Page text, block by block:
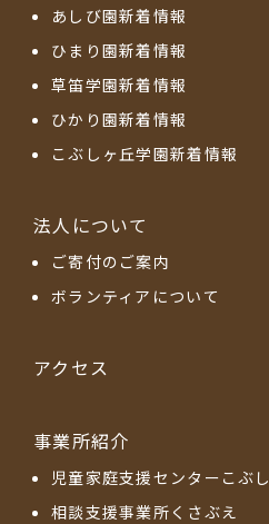
あしび園新着情報
ひまり園新着情報
草笛学園新着情報
ひかり園新着情報
こぶしヶ丘学園新着情報
法人について
ご寄付のご案内
ボランティアについて
アクセス
事業所紹介
児童家庭支援センターこぶし
相談支援事業所くさぶえ